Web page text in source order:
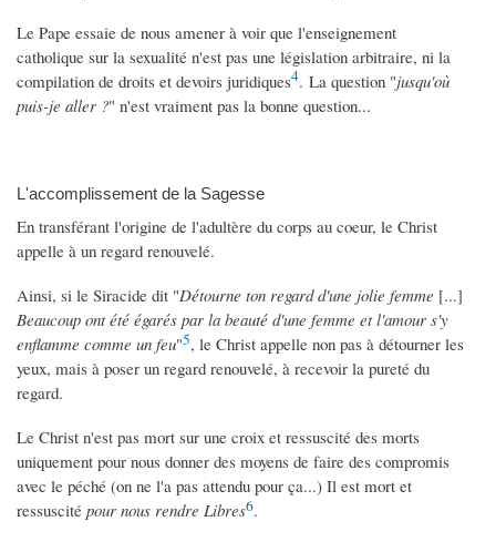
Le Pape essaie de nous amener à voir que l'enseignement
catholique sur la sexualité n'est pas une législation arbitraire, ni la
compilation de droits et devoirs juridiques4. La question "jusqu'où
puis-je aller ?" n'est vraiment pas la bonne question...
L'accomplissement de la Sagesse
En transférant l'origine de l'adultère du corps au coeur, le Christ
appelle à un regard renouvelé.
Ainsi, si le Siracide dit "Détourne ton regard d'une jolie femme [...]
Beaucoup ont été égarés par la beauté d'une femme et l'amour s'y
enflamme comme un feu"5, le Christ appelle non pas à détourner les
yeux, mais à poser un regard renouvelé, à recevoir la pureté du
regard.
Le Christ n'est pas mort sur une croix et ressuscité des morts
uniquement pour nous donner des moyens de faire des compromis
avec le péché (on ne l'a pas attendu pour ça...) Il est mort et
ressuscité pour nous rendre Libres6.